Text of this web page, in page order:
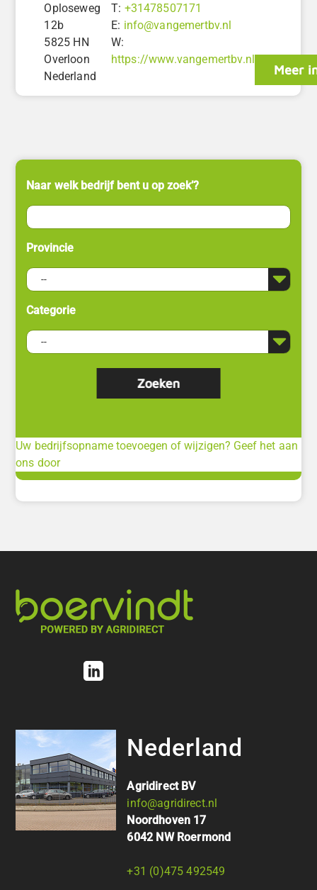
Oploseweg
12b
5825 HN
Overloon
Nederland
T: +31478507171
E: info@vangemertbv.nl
W:
https://www.vangemertbv.nl
Meer
Naar welk bedrijf bent u op zoek’?
Provincie
Categorie
Uw bedrijfsopname toevoegen of wijzigen? Geef het aan
ons door
Nederland
Agridirect BV
info@agridirect.nl
Noordhoven 17
6042 NW Roermond
+31 (0)475 492549